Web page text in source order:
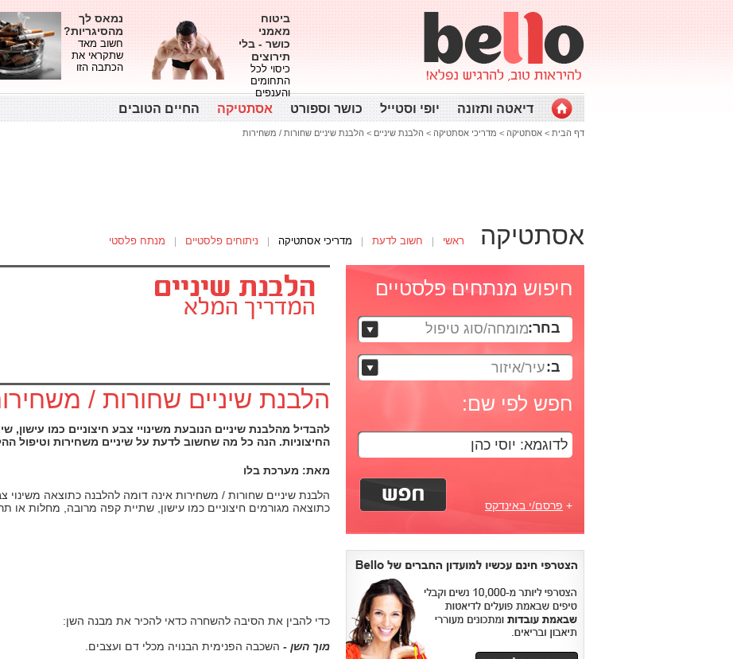
ביטוח
מאמני
כושר - בלי
תירוצים
כיסוי לכל
התחומים
והענפים
נמאס לך
מהסיגריות?
חשוב מאד
שתקראי את
הכתבה הזו
דיאטה ותזונה יופי וסטייל כושר וספורט אסתטיקה החיים הטובים
דף הבית > אסתטיקה > מדריכי אסתטיקה > הלבנת שיניים > הלבנת שיניים שחורות / משחירות
אסתטיקה ראשי חשוב לדעת מדריכי אסתטיקה ניתוחים פלסטיים מנתח פלסטי
חיפוש מנתחים פלסטיים
בחר:מומחה/סוג טיפול
ב:עיר/איזור
חפש לפי שם:
+ פרסם/י באינדקס
הלבנת שיניים שחורות /
להבדיל מהלבנת שיניים הנובעת משינויי צבע חיצוניים כמו עישון,
החיצוניות. הנה כל מה שחשוב לדעת על שיניים משחירות וטיפול
מאת: מערכת בלו
הלבנת שיניים שחורות / משחירות אינה דומה להלבנה כתוצאה משינוי
כתוצאה מגורמים חיצוניים כמו עישון, שתיית קפה מרובה, מחלות או
כדי להבין את הסיבה להשחרה כדאי להכיר את מבנה השן:
מוך השן - השכבה הפנימית הבנויה מכלי דם ועצבים.